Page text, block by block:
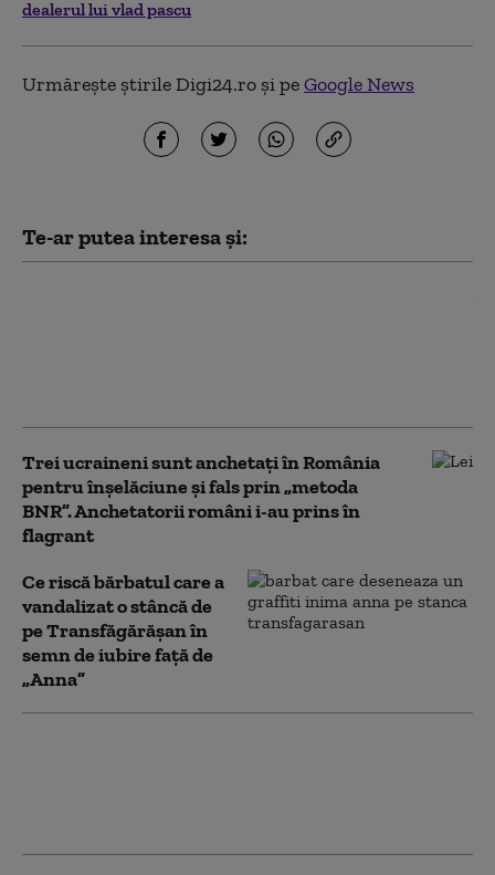
dealerul lui vlad pascu
Urmărește știrile Digi24.ro și peGoogle News
Te-ar putea interesa și:
Trei ucraineni sunt anchetaţi în România
pentru înşelăciune și fals prin „metoda
BNR”. Anchetatorii români i-au prins în
flagrant
Ce riscă bărbatul care a
vandalizat o stâncă de
pe Transfăgărășan în
semn de iubire față de
„Anna”